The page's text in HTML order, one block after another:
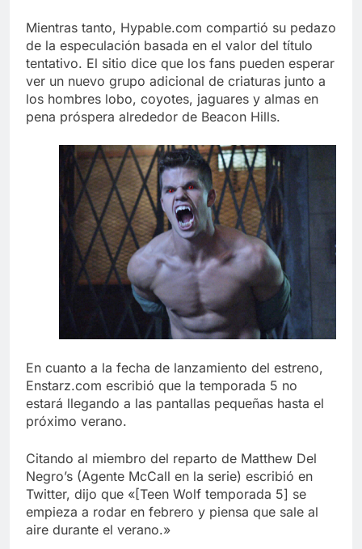
Mientras tanto, Hypable.com compartió su pedazo
de la especulación basada en el valor del título
tentativo. El sitio dice que los fans pueden esperar
ver un nuevo grupo adicional de criaturas junto a
los hombres lobo, coyotes, jaguares y almas en
pena próspera alrededor de Beacon Hills.
En cuanto a la fecha de lanzamiento del estreno,
Enstarz.com escribió que la temporada 5 no
estará llegando a las pantallas pequeñas hasta el
próximo verano.
Citando al miembro del reparto de Matthew Del
Negro’s (Agente McCall en la serie) escribió en
Twitter, dijo que «[Teen Wolf temporada 5] se
empieza a rodar en febrero y piensa que sale al
aire durante el verano.»